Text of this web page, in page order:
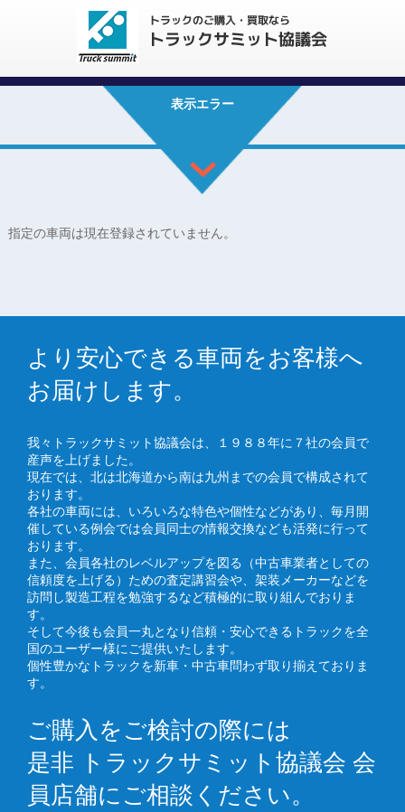
表示エラー
指定の車両は現在登録されていません。
より安心できる車両をお客様へ
お届けします。
我々トラックサミット協議会は、１９８８年に７社の会員で
産声を上げました。
現在では、北は北海道から南は九州までの会員で構成されて
おります。
各社の車両には、いろいろな特色や個性などがあり、毎月開
催している例会では会員同士の情報交換なども活発に行って
おります。
また、会員各社のレベルアップを図る（中古車業者としての
信頼度を上げる）ための査定講習会や、架装メーカーなどを
訪問し製造工程を勉強するなど積極的に取り組んでおりま
す。
そして今後も会員一丸となり信頼・安心できるトラックを全
国のユーザー様にご提供いたします。
個性豊かなトラックを新車・中古車問わず取り揃えておりま
す。
ご購入をご検討の際には
是非 トラックサミット協議会 会
員店舗にご相談ください。